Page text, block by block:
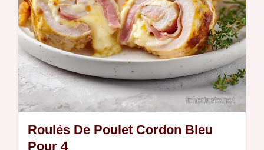
Roulés De Poulet Cordon Bleu
Pour 4